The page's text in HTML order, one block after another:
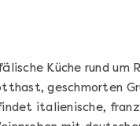
Küche rund um
geschmorten
italienische,